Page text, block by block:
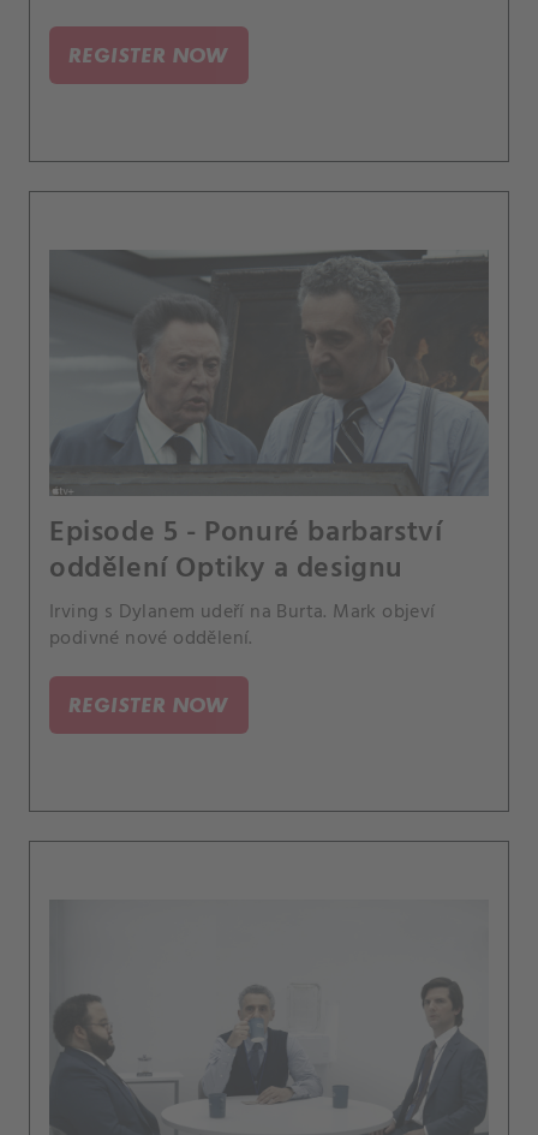
REGISTER NOW
Episode 5 - Ponuré barbarství
oddělení Optiky a designu
Irving s Dylanem udeří na Burta. Mark objeví
podivné nové oddělení.
REGISTER NOW